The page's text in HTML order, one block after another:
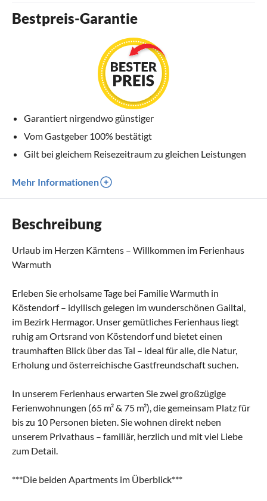
Bestpreis-Garantie
Garantiert nirgendwo günstiger
Vom Gastgeber 100% bestätigt
Gilt bei gleichem Reisezeitraum zu gleichen Leistungen
Mehr Informationen
Beschreibung
Urlaub im Herzen Kärntens – Willkommen im Ferienhaus
Warmuth
Erleben Sie erholsame Tage bei Familie Warmuth in
Köstendorf – idyllisch gelegen im wunderschönen Gailtal,
im Bezirk Hermagor. Unser gemütliches Ferienhaus liegt
ruhig am Ortsrand von Köstendorf und bietet einen
traumhaften Blick über das Tal – ideal für alle, die Natur,
Erholung und österreichische Gastfreundschaft suchen.
In unserem Ferienhaus erwarten Sie zwei großzügige
Ferienwohnungen (65 m² & 75 m²), die gemeinsam Platz für
bis zu 10 Personen bieten. Sie wohnen direkt neben
unserem Privathaus – familiär, herzlich und mit viel Liebe
zum Detail.
***Die beiden Apartments im Überblick***